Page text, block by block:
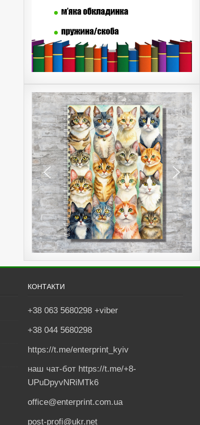
КОНТАКТИ
+38 063 5680298 +viber
+38 044 5680298
https://t.me/enterprint_kyiv
наш чат-бот https://t.me/+8-
UPuDpyvNRiMTk6
office@enterprint.com.ua
post-profi@ukr.net